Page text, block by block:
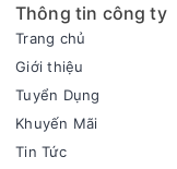
Thông tin công ty
Trang chủ
Giới thiệu
Tuyển Dụng
Khuyến Mãi
Tin Tức